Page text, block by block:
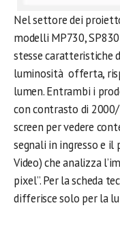
Nel settore dei
modelli MP730,
stesse caratteristiche
luminosità offerta,
lumen. Entrambi i
con contrasto di
screen per vedere
segnali in ingresso e il
Video) che analizza
pixel”. Per la scheda
differisce solo per la